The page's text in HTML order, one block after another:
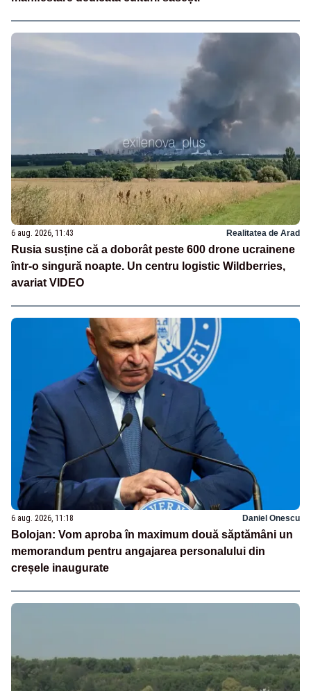
6 aug. 2026, 11:43 Realitatea de Arad
Rusia susține că a doborât peste 600 drone ucrainene
într-o singură noapte. Un centru logistic Wildberries,
avariat VIDEO
6 aug. 2026, 11:18 Daniel Onescu
Bolojan: Vom aproba în maximum două săptămâni un
memorandum pentru angajarea personalului din
creșele inaugurate